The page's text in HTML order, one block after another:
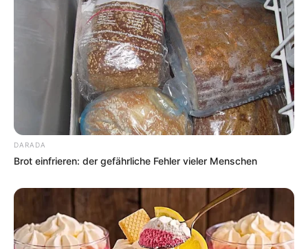
Lahn-Marmor-Museum in Villmar - Ausstellung zur
Entstehung und Geschichte des Marmorabbaus in
Villmar und zur Technik der Verarbeitung dieses
beliebten Gesteins. Informationen unterwww.lahn-m
armor-museum.de.
Viseum Wetzlar - Im Haus der Optik und
Feinmechanik demonstrieren modernste
Hightechgeräte, wie die Eigenschaften des Lichts
technisch genutzt werden können. Informationen
Mathematikum in Gießen - Das weltweit erste
mathematische Mitmachmuseum, in dem die
Wissenschaft der Mathematik spielerisch erkundet
DARADA
Brot einfrieren: der gefährliche Fehler vieler Menschen